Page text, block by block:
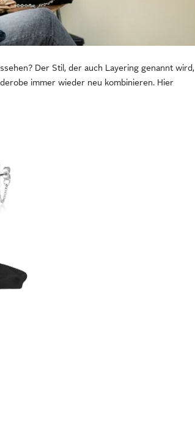
Der Stil, der auch Layering genannt wird,
immer wieder neu kombinieren. Hier